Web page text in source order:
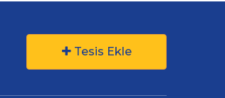
Tesis Ekle